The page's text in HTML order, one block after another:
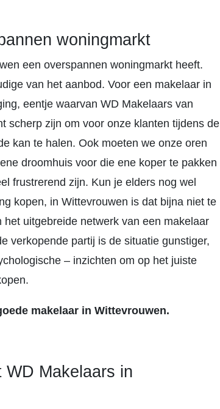
woningmarkt
een overspannen woningmarkt heeft.
van het aanbod. Voor een makelaar in
eentje waarvan WD Makelaars van
scherp zijn om voor onze klanten tijdens de
kan te halen. Ook moeten we onze oren
droomhuis voor die ene koper te pakken
frustrerend zijn. Kun je elders nog wel
kopen, in Wittevrouwen is dat bijna niet te
uitgebreide netwerk van een makelaar
verkopende partij is de situatie gunstiger,
– inzichten om op het juiste
makelaar in Wittevrouwen.
WD Makelaars in